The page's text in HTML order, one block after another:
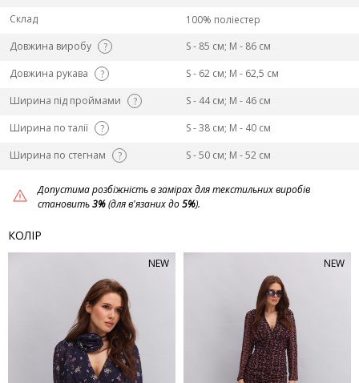
Склад
100% поліестер
Довжина виробу
?
S - 85 см; M - 86 см
Довжина рукава
?
S - 62 см; M - 62,5 см
Ширина під проймами
?
S - 44 см; M - 46 см
Ширина по талії
?
S - 38 см; M - 40 см
Ширина по стегнам
? S - 50 см; M - 52 см
Допустима розбіжність в замірах для текстильних виробів
становить3%(для в'язаних до5%).
КОЛІР
NEW NEW